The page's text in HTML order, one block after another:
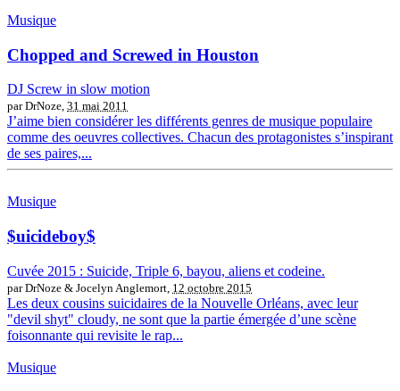
Musique
Chopped and Screwed in Houston
DJ Screw in slow motion
par DrNoze, 31 mai 2011
J’aime bien considérer les différents genres de musique populaire
comme des oeuvres collectives. Chacun des protagonistes s’inspirant
de ses paires,...
Musique
$uicideboy$
Cuvée 2015 : Suicide, Triple 6, bayou, aliens et codeine.
par DrNoze & Jocelyn Anglemort, 12 octobre 2015
Les deux cousins suicidaires de la Nouvelle Orléans, avec leur
"devil shyt" cloudy, ne sont que la partie émergée d’une scène
foisonnante qui revisite le rap...
Musique